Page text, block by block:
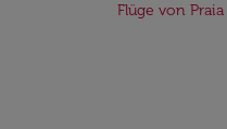
Flüge von